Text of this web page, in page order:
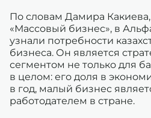
По словам Дамира
«Массовый бизнес», в
узнали потребности
бизнеса. Он является
сегментом не только для
в целом: его доля в
в год, малый бизнес
работодателем в стране.